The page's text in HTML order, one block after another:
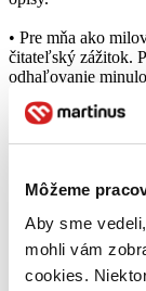
Môžeme
Aby sme
mohli vám
cookies.
• Pre mňa ako
čitateľský zážitok.
odhaľovanie
pripravila zvrat,
prekvapil. A práve